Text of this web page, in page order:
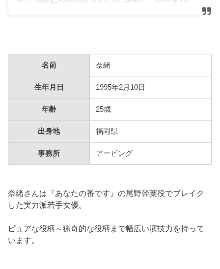
名前 奈緒
生年月日 1995年2月10日
年齢 25歳
出身地 福岡県
事務所 アービング
奈緒さんは『あなたの番です』の尾野幹葉役でブレイク
した実力派若手女優。
ピュアな役柄～猟奇的な役柄まで幅広い演技力を持って
います。